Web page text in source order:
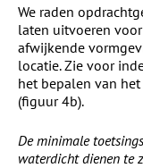
We raden
laten uitvoeren
afwijkende
locatie. Zie voor
het bepalen van
(figuur 4b).
De minimale
waterdicht dienen te